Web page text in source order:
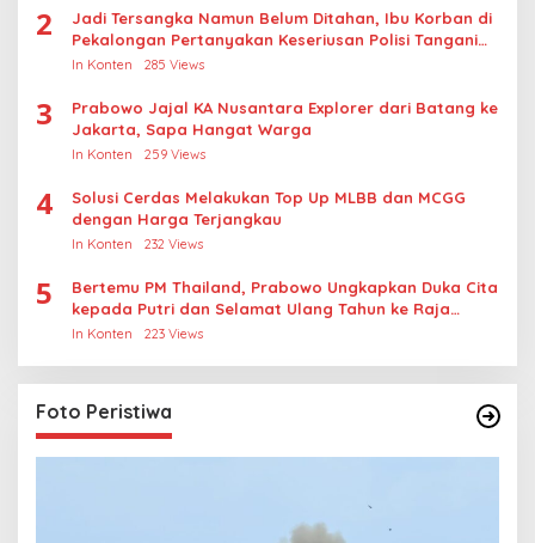
2
Jadi Tersangka Namun Belum Ditahan, Ibu Korban di
Pekalongan Pertanyakan Keseriusan Polisi Tangani
Kasus Rudapksa Sampai Anaknya Hamil
In Konten 285 Views
3
Prabowo Jajal KA Nusantara Explorer dari Batang ke
Jakarta, Sapa Hangat Warga
In Konten 259 Views
4
Solusi Cerdas Melakukan Top Up MLBB dan MCGG
dengan Harga Terjangkau
In Konten 232 Views
5
Bertemu PM Thailand, Prabowo Ungkapkan Duka Cita
kepada Putri dan Selamat Ulang Tahun ke Raja
Thailand
In Konten 223 Views
Foto Peristiwa